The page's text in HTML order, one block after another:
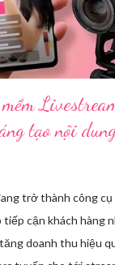
thu lợi. Các đối
tạo nội
trở thành công
tiếp cận khách hàng
doanh thu hiệu